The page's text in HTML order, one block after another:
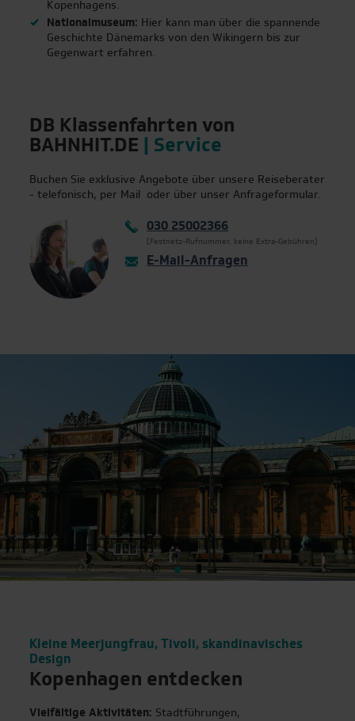
Kopenhagens.
Nationalmuseum: Hier kann man über die spannende
Geschichte Dänemarks von den Wikingern bis zur
Gegenwart erfahren.
DB Klassenfahrten von
BAHNHIT.DE
| Service
Buchen Sie exklusive Angebote über unsere Reiseberater
- telefonisch, per Mail oder über unser Anfrageformular.
030 25002366
(Festnetz-Rufnummer, keine Extra-Gebühren)
E-Mail-Anfragen
Kopenhagen entdecken
Kleine Meerjungfrau, Tivoli, skandinavisches
Design
Vielfältige Aktivitäten: Stadtführungen,
Einen kleinen Moment bitte…
Günstige Endpreise
Schnelle Buchung
Schnell am Ziel